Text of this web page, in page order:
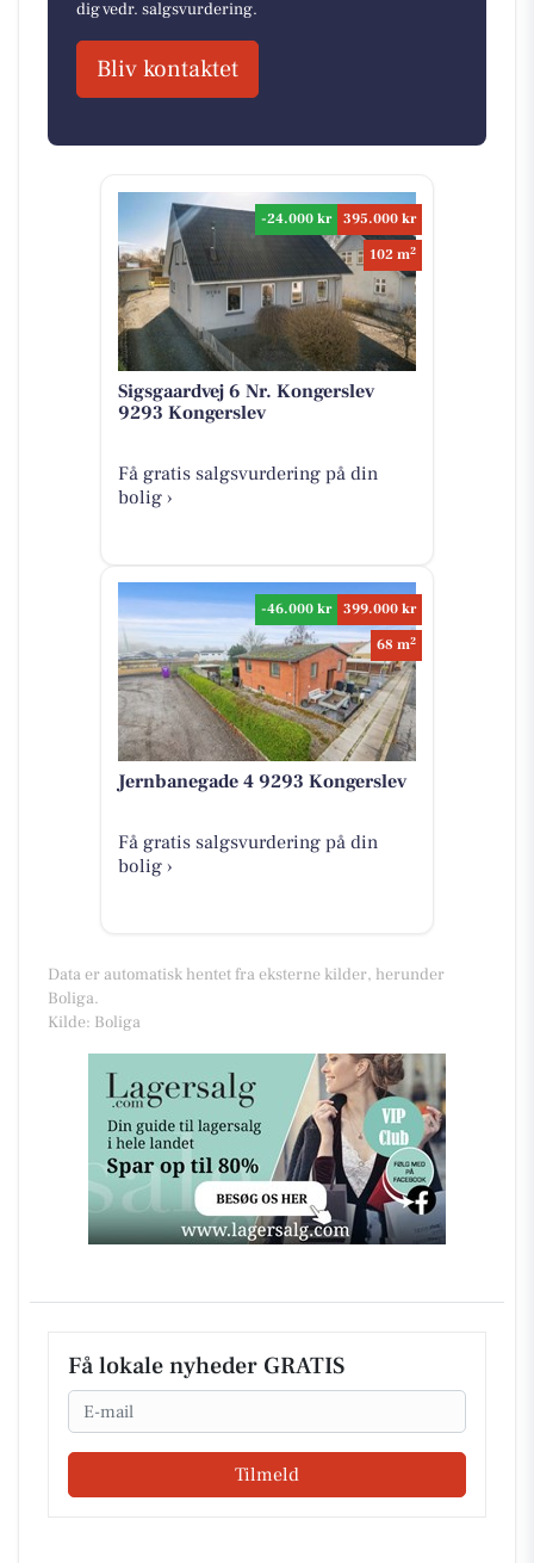
dig vedr. salgsvurdering.
Bliv kontaktet
-24.000 kr
395.000 kr
102 m2
Sigsgaardvej 6 Nr. Kongerslev
9293 Kongerslev
Få gratis salgsvurdering på din
bolig ›
-46.000 kr
399.000 kr
68 m2
Jernbanegade 4 9293 Kongerslev
Få gratis salgsvurdering på din
bolig ›
Data er automatisk hentet fra eksterne kilder, herunder
Boliga.
Kilde: Boliga
Få lokale nyheder GRATIS
Email
Tilmeld